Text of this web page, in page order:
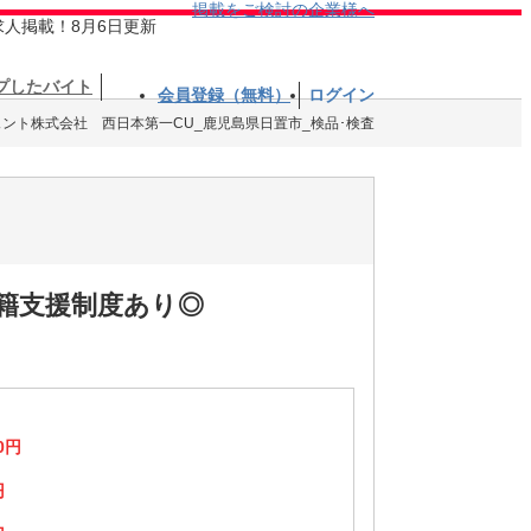
人掲載！8月6日更新
掲載をご検討の企業様へ
したバイト 会員登録（無料） ログイン
ント株式会社 西日本第一CU_鹿児島県日置市_検品･検査
支援制度あり◎